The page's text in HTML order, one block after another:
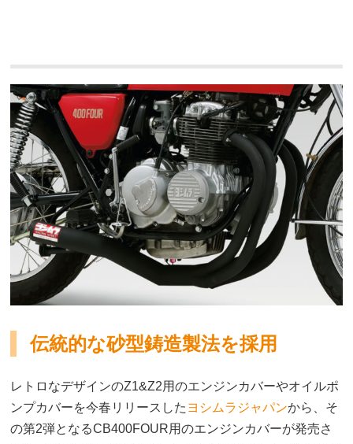
伝統的な砂型鋳造製法を採用
レトロなデザインのZ1&Z2用のエンジンカバーやオイルポ
ンプカバーを今春リリースした ヨシムラジャパンから、そ
の第2弾となるCB400FOUR用のエンジンカバーが発売さ